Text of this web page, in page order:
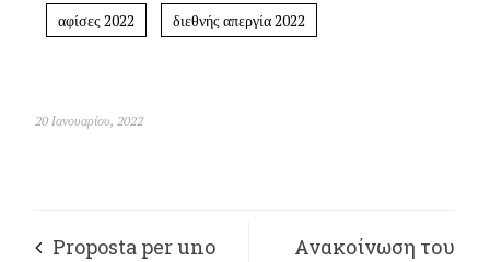
αφίσες 2022 διεθνής απεργία 2022
20 Ιανουαρίου, 2022
Proposta per uno Ανακοίνωση του